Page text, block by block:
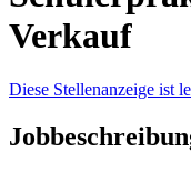
Verkauf
Diese Stellenanzeige ist